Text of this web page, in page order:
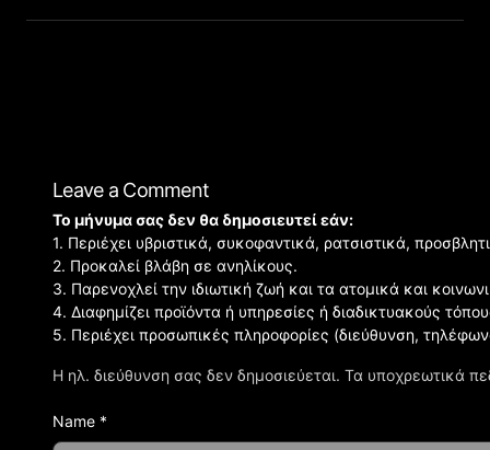
Leave a Comment
Η ηλ. διεύθυνση σας δεν δημοσιεύεται. Τα υποχρεωτικά
Το μήνυμα σας δεν θα δημοσιευτεί εάν:
1. Περιέχει υβριστικά, συκοφαντικά, ρατσιστικά,
2. Προκαλεί βλάβη σε ανηλίκους.
3. Παρενοχλεί την ιδιωτική ζωή και τα ατομικά και
4. Διαφημίζει προϊόντα ή υπηρεσίες ή διαδικτυακούς
5. Περιέχει προσωπικές πληροφορίες (διεύθυνση,
Name *